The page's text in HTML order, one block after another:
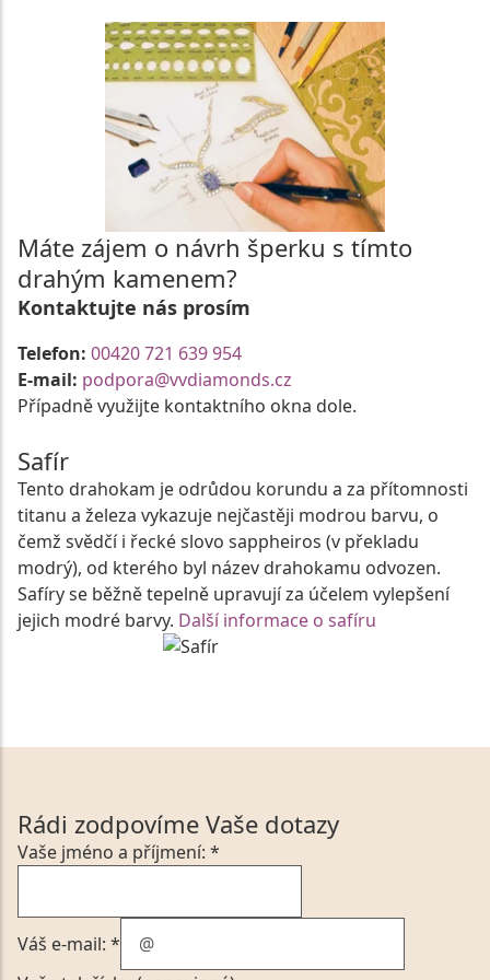
Máte zájem o návrh šperku s tímto
drahým kamenem?
Kontaktujte nás prosím
Telefon: 00420 721 639 954
E-mail: podpora@vvdiamonds.cz
Případně využijte kontaktního okna dole.
Safír
Tento drahokam je odrůdou korundu a za přítomnosti
titanu a železa vykazuje nejčastěji modrou barvu, o
čemž svědčí i řecké slovo sappheiros (v překladu
modrý), od kterého byl název drahokamu odvozen.
Safíry se běžně tepelně upravují za účelem vylepšení
jejich modré barvy. Další informace o safíru
Rádi zodpovíme Vaše dotazy
Vaše jméno a příjmení: *
Váš e-mail: *